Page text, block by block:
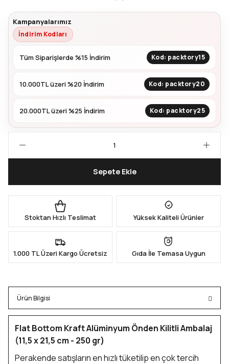
İçecek Doypack
Kampanyalarımız
İndirim Kodları
Tüm Siparişlerde %15 İndirim Kod: packtory15
10.000TL üzeri %20 İndirim Kod: packtory20
20.000TL üzeri %25 İndirim Kod: packtory25
Sepete Ekle
Stoktan Hızlı Teslimat Yüksek Kaliteli Ürünler
1.000 TL Üzeri Kargo Ücretsiz Gıda İle Temasa Uygun
Ürün Bilgisi
Flat Bottom Kraft Alüminyum Önden Kilitli Ambalaj
(11,5 x 21,5 cm - 250 gr)
Perakende satışların en hızlı tüketilip en çok tercih